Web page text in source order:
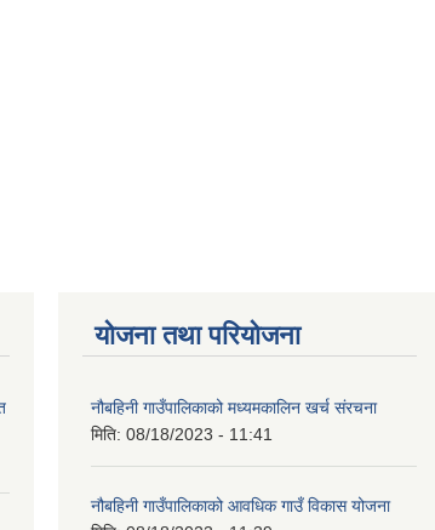
योजना तथा परियोजना
नौबहिनी गाउँपालिकाको मध्यमकालिन खर्च संरचना
मिति: 08/18/2023 - 11:41
नौबहिनी गाउँपालिकाको आवधिक गाउँ विकास योजना